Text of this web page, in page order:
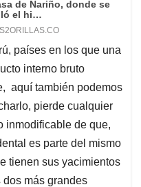
países en los que una
interno bruto
aquí también podemos
pierde cualquier
inmodificable de que,
es parte del mismo
tienen sus yacimientos
más grandes